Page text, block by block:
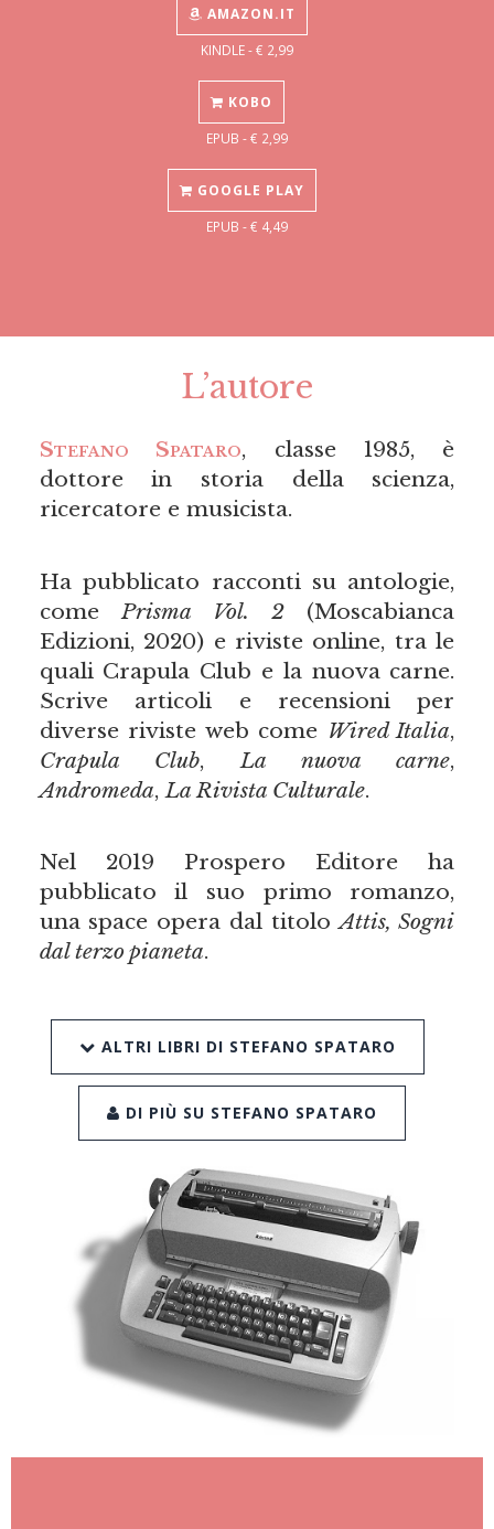
AMAZON.IT
KINDLE - € 2,99
KOBO
EPUB - € 2,99
GOOGLE PLAY
EPUB - € 4,49
L’autore
Stefano Spataro, classe 1985, è
dottore in storia della scienza,
ricercatore e musicista.
Ha pubblicato racconti su antologie,
come Prisma Vol. 2(Moscabianca
Edizioni, 2020) e riviste online, tra le
quali Crapula Club e la nuova carne.
Scrive articoli e recensioni per
diverse riviste web come Wired Italia,
Crapula Club, La nuova carne,
Andromeda, La Rivista Culturale.
Nel 2019 Prospero Editore ha
pubblicato il suo primo romanzo,
una space opera dal titoloAttis, Sogni
dal terzo pianeta.
ALTRI LIBRI DI STEFANO SPATARO
DI PIÙ SU STEFANO SPATARO